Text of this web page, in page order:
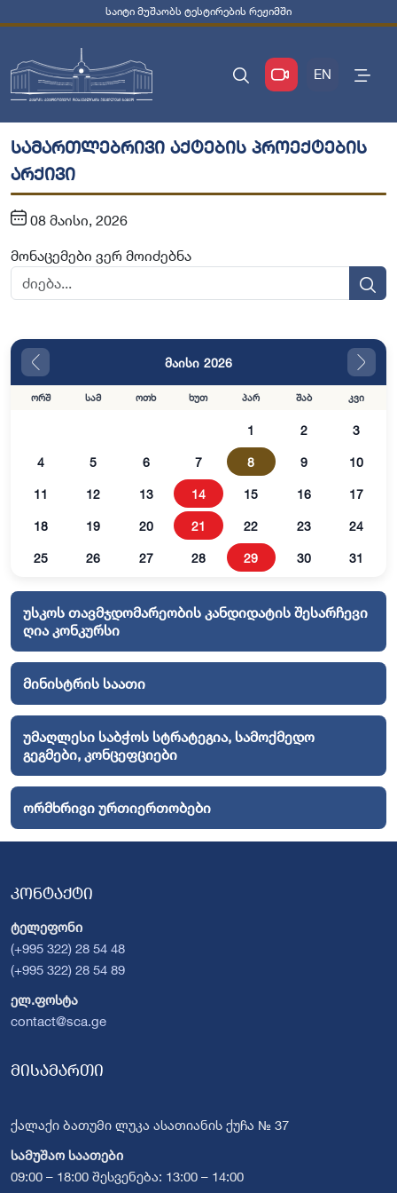
საიტი მუშაობს ტესტირების რეჟიმში
EN
სამართლებრივი აქტების პროექტების
არქივი
08 მაისი, 2026
მონაცემები ვერ მოიძებნა
მაისი 2026
ორშ სამ ოთხ ხუთ პარ შაბ კვი
1 2 3
4 5 6 7 8 9 10
11 12 13 14 15 16 17
18 19 20 21 22 23 24
25 26 27 28 29 30 31
უსკოს თავმჯდომარეობის კანდიდატის შესარჩევი
ღია კონკურსი
მინისტრის საათი
უმაღლესი საბჭოს სტრატეგია, სამოქმედო
გეგმები, კონცეფციები
ორმხრივი ურთიერთობები
კონტაქტი
ტელეფონი
(+995 322) 28 54 48
(+995 322) 28 54 89
ელ.ფოსტა
contact@sca.ge
მისამართი
ქალაქი ბათუმი ლუკა ასათიანის ქუჩა № 37
სამუშაო საათები
09:00 – 18:00 შესვენება: 13:00 – 14:00